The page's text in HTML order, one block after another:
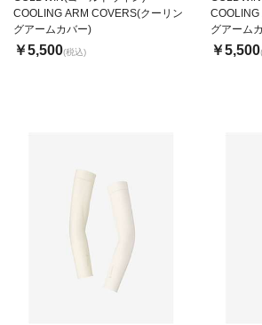
COOLING ARM COVERS(クーリン
グアームカバー)
￥5,500(税込)
グアーム
￥5,500